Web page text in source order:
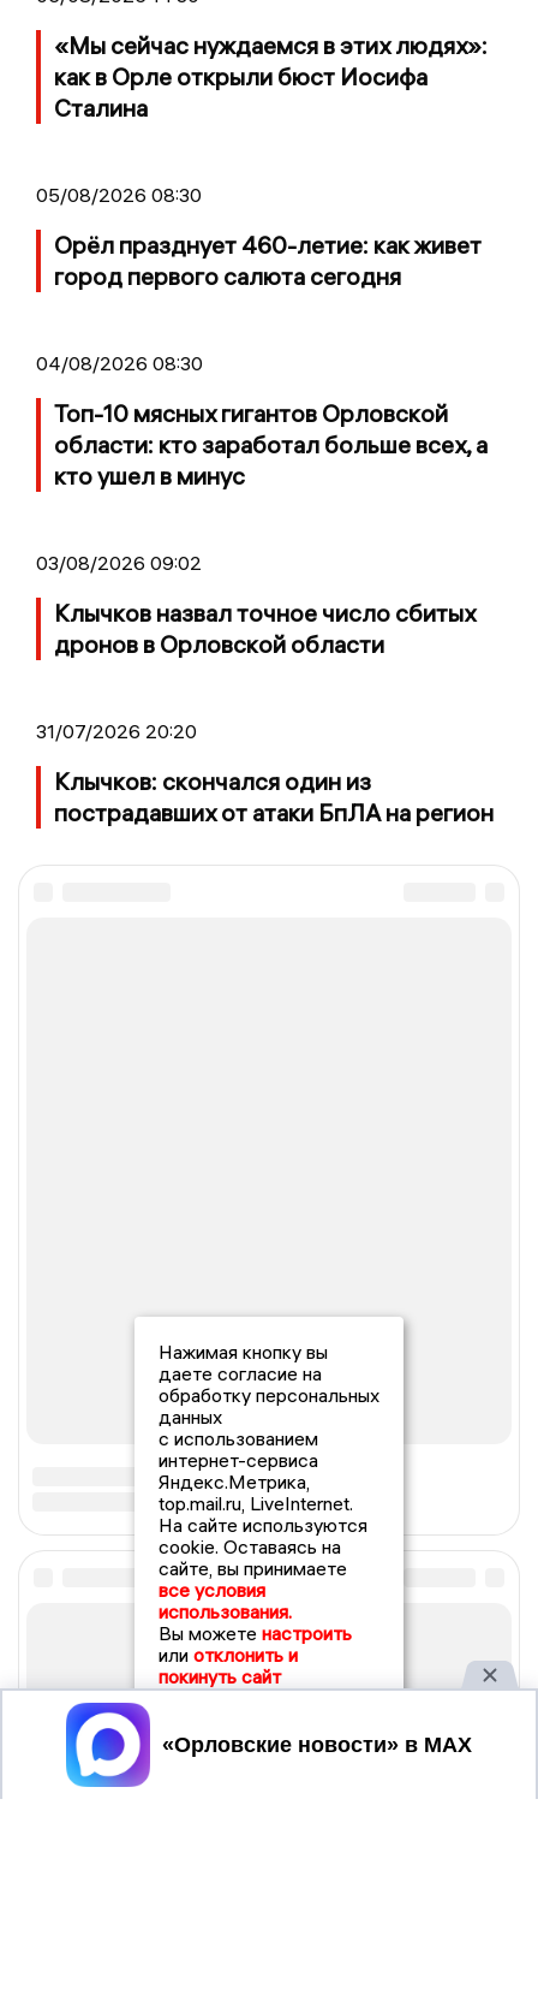
«Мы сейчас нуждаемся в этих людях»:
как в Орле открыли бюст Иосифа
Сталина
05/08/2026 08:30
Орёл празднует 460-летие: как живет
город первого салюта сегодня
04/08/2026 08:30
Топ-10 мясных гигантов Орловской
области: кто заработал больше всех, а
кто ушел в минус
03/08/2026 09:02
Клычков назвал точное число сбитых
дронов в Орловской области
31/07/2026 20:20
Клычков: скончался один из
пострадавших от атаки БпЛА на регион
Нажимая кнопку вы
даете согласие на
обработку персональных
данных
с использованием
интернет-сервиса
Яндекс.Метрика,
top.mail.ru, LiveInternet.
На сайте используются
cookie. Оставаясь на
сайте, вы принимаете
все условия
использования.
Вы можете настроить
или отклонить и
покинуть сайт
Принять